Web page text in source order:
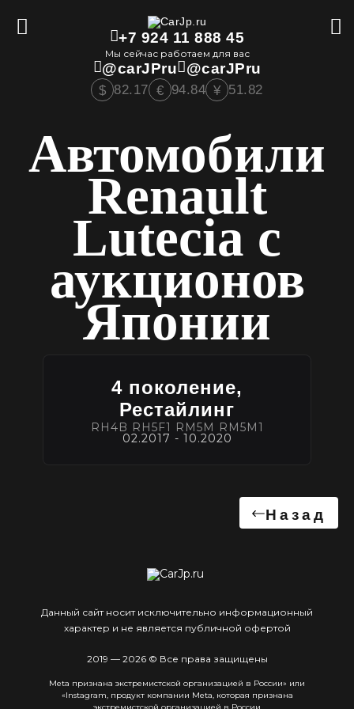
+7 924 11 888 45
Мы сейчас работаем для вас
@carJPru @carJPru
$ 82.17 € 94.84 ¥ 51.82
Автомобили
Renault
Lutecia с
аукционов
Японии
4 поколение,
Рестайлинг
RH4B RH5F1 RM5M RM5M1
02.2017 - 10.2020
Назад
Данный сайт носит исключительно информационный
характер и не является публичной офертой
2019 — 2026 © Все права защищены
Meta признана экстремистcкой организацией в России» или
«Instagram, продукт компании Meta, которая признана